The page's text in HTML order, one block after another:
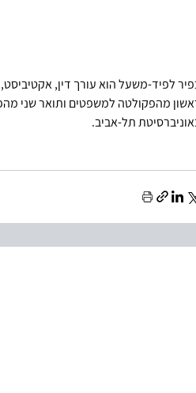
לפיד-משעל הוא עורך דין,
מהפקולטה למשפטים ותואר שני
תל-אביב.